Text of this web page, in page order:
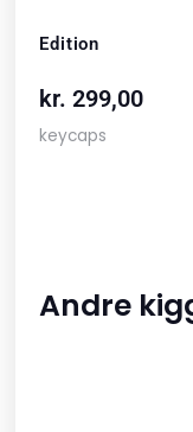
Edition
kr. 299,00
keycaps
Andre